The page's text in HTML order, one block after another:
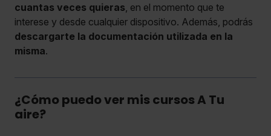
cuantas veces quieras , en el momento que te
interese y desde cualquier dispositivo. Además, podrás
descargarte la documentación utilizada en la
misma.
¿Cómo puedo ver mis cursos A Tu
aire?